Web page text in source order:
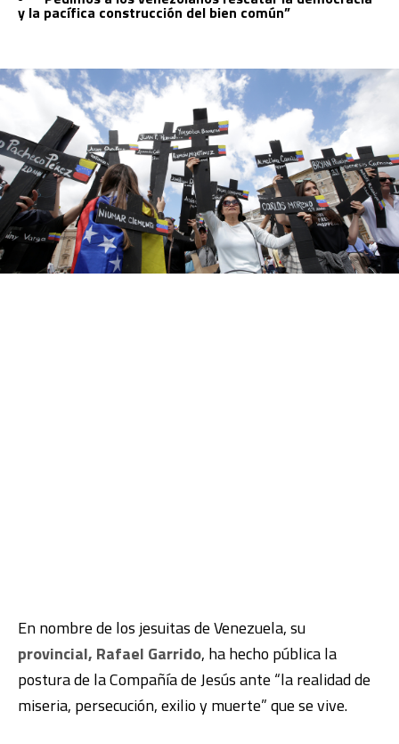
y la pacífica construcción del bien común”
En nombre de los jesuitas de Venezuela, su
provincial, Rafael Garrido, ha hecho pública la
postura de la Compañía de Jesús ante “la realidad de
miseria, persecución, exilio y muerte” que se vive.